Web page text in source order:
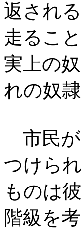
返され
走るこ
実上の
れの奴
市民が
つけら
ものは
階級を